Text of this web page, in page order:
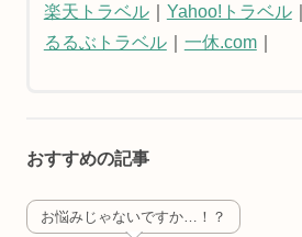
楽天トラベル｜ Yahoo!トラベル｜
るるぶトラベル｜ 一休.com｜
おすすめの記事
お悩みじゃないですか…！？